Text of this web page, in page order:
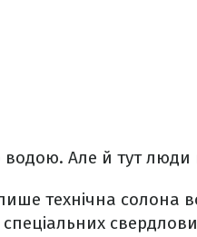
Але й тут люди
технічна солона